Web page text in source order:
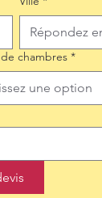
chambres *
une option